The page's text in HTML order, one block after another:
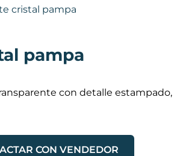
cristal pampa
pampa
con detalle estampado,
CON VENDEDOR